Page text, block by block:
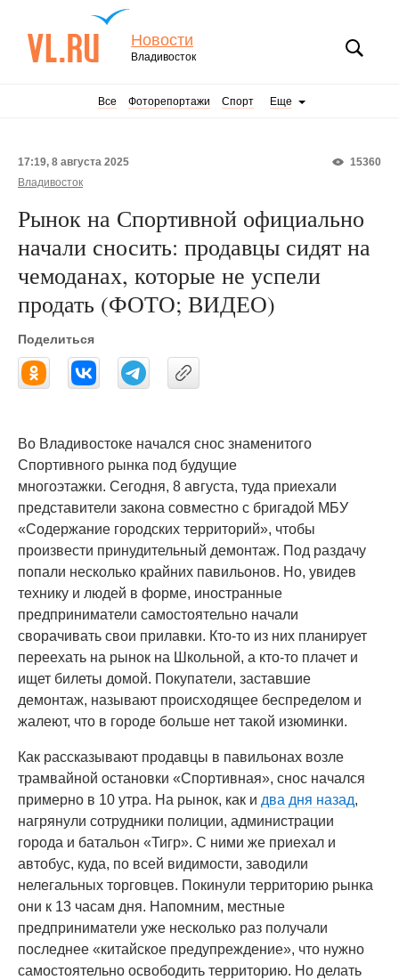
Новости
Владивосток
Все Фоторепортажи Спорт Еще
15360
17:19, 8 августа 2025
Владивосток
Рынок на Спортивной официально
начали сносить: продавцы сидят на
чемоданах, которые не успели
продать (ФОТО; ВИДЕО)
Поделиться
Во Владивостоке начался снос знаменитого
Спортивного рынка под будущие
многоэтажки. Сегодня, 8 августа, туда приехали
представители закона совместно с бригадой МБУ
«Содержание городских территорий», чтобы
произвести принудительный демонтаж. Под раздачу
попали несколько крайних павильонов. Но, увидев
технику и людей в форме, иностранные
предприниматели самостоятельно начали
сворачивать свои прилавки. Кто-то из них планирует
переехать на рынок на Школьной, а кто-то плачет и
ищет билеты домой. Покупатели, заставшие
демонтаж, называют происходящее беспределом и
жалеют, что в городе больше нет такой изюминки.
Как рассказывают продавцы в павильонах возле
трамвайной остановки «Спортивная», снос начался
примерно в 10 утра. На рынок, как и два дня назад,
нагрянули сотрудники полиции, администрации
города и батальон «Тигр». С ними же приехал и
автобус, куда, по всей видимости, заводили
нелегальных торговцев. Покинули территорию рынка
они к 13 часам дня. Напомним, местные
предприниматели уже несколько раз получали
последнее «китайское предупреждение», что нужно
самостоятельно освободить территорию. Но делать